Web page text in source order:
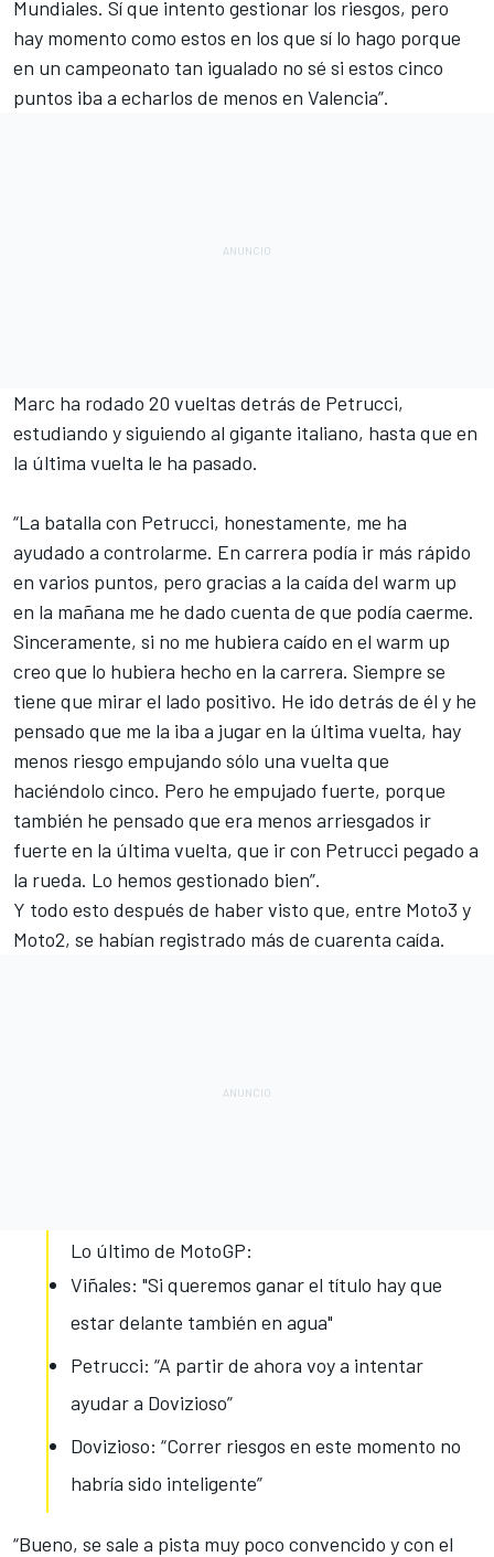
Mundiales. Sí que intento gestionar los riesgos, pero
hay momento como estos en los que sí lo hago porque
en un campeonato tan igualado no sé si estos cinco
puntos iba a echarlos de menos en Valencia”.
Marc ha rodado 20 vueltas detrás de Petrucci,
estudiando y siguiendo al gigante italiano, hasta que en
la última vuelta le ha pasado.
“La batalla con Petrucci, honestamente, me ha
ayudado a controlarme. En carrera podía ir más rápido
en varios puntos, pero gracias a la caída del warm up
en la mañana me he dado cuenta de que podía caerme.
Sinceramente, si no me hubiera caído en el warm up
creo que lo hubiera hecho en la carrera. Siempre se
tiene que mirar el lado positivo. He ido detrás de él y he
pensado que me la iba a jugar en la última vuelta, hay
menos riesgo empujando sólo una vuelta que
haciéndolo cinco. Pero he empujado fuerte, porque
también he pensado que era menos arriesgados ir
fuerte en la última vuelta, que ir con Petrucci pegado a
la rueda. Lo hemos gestionado bien”.
Y todo esto después de haber visto que, entre Moto3 y
Moto2, se habían registrado más de cuarenta caída.
Lo último de MotoGP:
Viñales: "Si queremos ganar el título hay que
estar delante también en agua"
Petrucci: “A partir de ahora voy a intentar
ayudar a Dovizioso”
Dovizioso: “Correr riesgos en este momento no
habría sido inteligente”
“Bueno, se sale a pista muy poco convencido y con el